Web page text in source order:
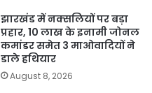
झारखंड में नक्सलियों पर बड़ा
प्रहार, 10 लाख के इनामी जोनल
कमांडर समेत 3 माओवादियों ने
डाले हथियार
August 8, 2026